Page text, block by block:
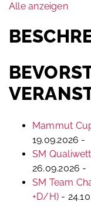
Alle anzeigen
Mammut
19.09.2026 -
SM
26.09.2026 -
SM Team
+D/H) -